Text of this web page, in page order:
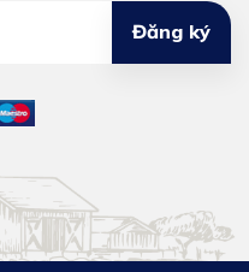
Đăng ký